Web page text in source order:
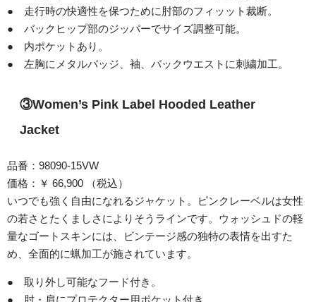
● 走行時の快適性を保つために肘部のフィッット裁断。
● バックヒップ部のジッパーでサイズ調整可能。
● 内ポケットあり。
● 左胸にメタルバッジ、袖、バックウエストに刺繍加工。
③Women’s Pink Label Hooded Leather
Jacket
品番：98090-15VW
価格：￥ 66,900 （税込）
いつでも強く自由になれるジャケット。ピンクレーベルは女性
の若さとたくましさによりそうラインです。ウォッシュドの軽
量なゴートスキンには、ビンテージ感の独特の表情を出すた
め、全面的に蝋加工が施されています。
● 取り外し可能なフード付き。
● 肘・肩にプロテクター用ポケット付き。